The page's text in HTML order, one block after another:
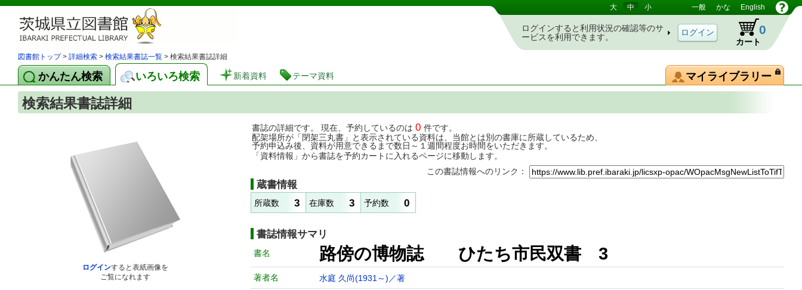
茨城県立図書館 蔵書検索・予約システム 大 中 小 一般 かな English
ログインすると利用状況の確認等のサ
ービスを利用できます。
カート
0
図書館トップ> 詳細検索 > 検索結果書誌一覧 > 検索結果書誌詳細
かんたん検索 いろいろ検索 新着資料 テーマ資料 マイライブラリー
検索結果書誌詳細
ログインすると表紙画像を
ご覧になれます
書誌の詳細です。 現在、予約しているのは 0 件です。
配架場所が「閉架三丸書」と表示されている資料は、当館とは別の書庫に所蔵しているため、
予約申込み後、資料が用意できるまで数日～１週間程度お時間をいただきます。
「資料情報」から書誌を予約カートに入れるページに移動します。
この書誌情報へのリンク：
蔵書情報
所蔵数 3 在庫数 3 予約数 0
書誌情報サマリ
書名 路傍の博物誌 ひたち市民双書 3
著者名 水庭 久尚(1931～)／著